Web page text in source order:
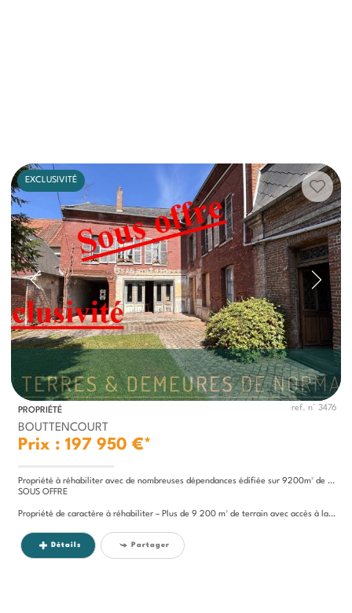
EXCLUSIVITÉ
PROPRIÉTÉ ref. n° 3476
BOUTTENCOURT
Prix : 197 950 €*
Propriété à réhabiliter avec de nombreuses dépendances édifiée sur 9200m² de terrain, charme de l'ancien au coeur de ville.
SOUS OFFRE
Propriété de caractère à réhabiliter – Plus de 9 200 m² de terrain avec accès à la rivière – environ...
Détails Partager